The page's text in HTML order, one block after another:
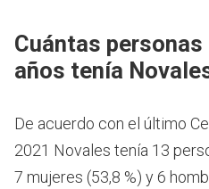
Cuántas
años tenía
De acuerdo con el último
2021 Novales tenía 13
7 mujeres (53,8 %) y 6